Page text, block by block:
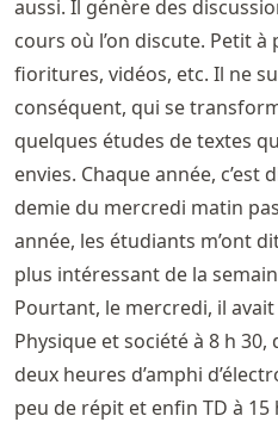
aussi. Il génère des
cours où l’on discute. Petit à
fioritures, vidéos, etc. Il ne
conséquent, qui se
quelques études de textes
envies. Chaque année, c’est
demie du mercredi matin
année, les étudiants m’ont
plus intéressant de la
Pourtant, le mercredi, il
Physique et société à 8 h 30,
deux heures d’amphi
peu de répit et enfin TD à 15